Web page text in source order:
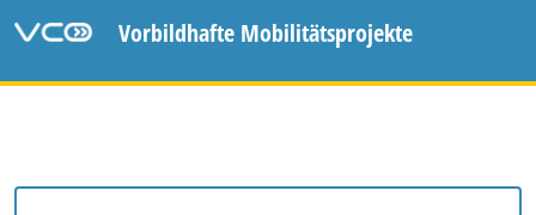
Vorbildhafte Mobilitätsprojekte